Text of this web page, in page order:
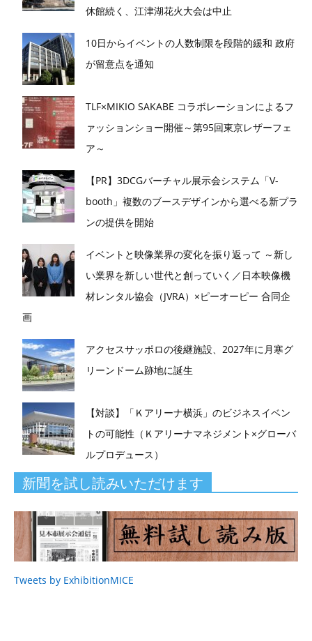
休館続く、江津湖花火大会は中止
10日からイベントの人数制限を段階的緩和 政府
が留意点を通知
TLF×MIKIO SAKABE コラボレーションによるフ
ァッションショー開催～第95回東京レザーフェ
ア～
【PR】3DCGバーチャル展示会システム「V-
booth」複数のブースデザインから選べる新プラ
ンの提供を開始
イベントと映像業界の変化を振り返って ～新し
い業界を新しい世代と創っていく／日本映像機
材レンタル協会（JVRA）×ピーオーピー 合同企
画
アクセスサッポロの後継施設、2027年に月寒グ
リーンドーム跡地に誕生
【対談】「Ｋアリーナ横浜」のビジネスイベン
トの可能性（Ｋアリーナマネジメント×グローバ
ルプロデュース）
新聞を試し読みいただけます
Tweets by ExhibitionMICE